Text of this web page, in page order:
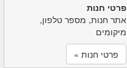
פרטי חנות
אתר חנות, מספר טלפון,
מיקומים
פרטי חנות »